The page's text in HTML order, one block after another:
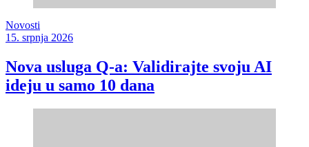
Novosti
15. srpnja 2026
Nova usluga Q-a: Validirajte svoju AI
ideju u samo 10 dana